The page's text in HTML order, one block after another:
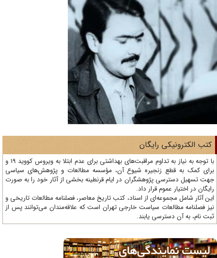
الکترونیکی رایگان
با توجه به نیاز به تداوم مراقبت‌های بهداشتی برای عدم ابتلا به ویروس کووید 19 و
کمک به قطع زنجیره شیوع آن، مؤسسه مطالعات و پژوهش‌های سیاسی
تسهیل دسترسی پژوهشگران در ایام قرنطینه بخشی از آثار خود را به صورت
در اختیار عموم قرار داد.
آثار شامل مجموعه‌ای از اسناد، کتب تاریخ معاصر، فصلنامه‌ مطالعات تاریخی و
فصلنامه مطالعات سیاست خارجی تهران است که علاقه‌مندان می‌توانند پس از
نام، به آن دسترسی یابند.